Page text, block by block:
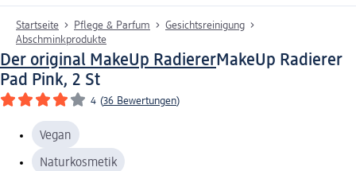
Startseite Pflege & Parfum
Gesichtsreinigung
Abschminkprodukte
Der original MakeUp RadiererMakeUp Radierer
Pad Pink, 2 St
4 (36 Bewertungen)
Vegan
Naturkosmetik